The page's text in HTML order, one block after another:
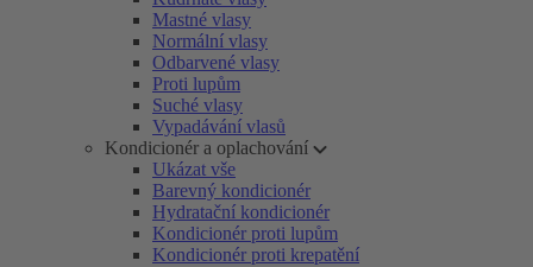
Mastné vlasy
Normální vlasy
Odbarvené vlasy
Proti lupům
Suché vlasy
Vypadávání vlasů
Kondicionér a oplachování
Ukázat vše
Barevný kondicionér
Hydratační kondicionér
Kondicionér proti lupům
Kondicionér proti krepatění